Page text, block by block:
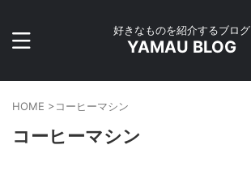
好きなものを紹介するブログ
YAMAU BLOG
HOME >コーヒーマシン
コーヒーマシン